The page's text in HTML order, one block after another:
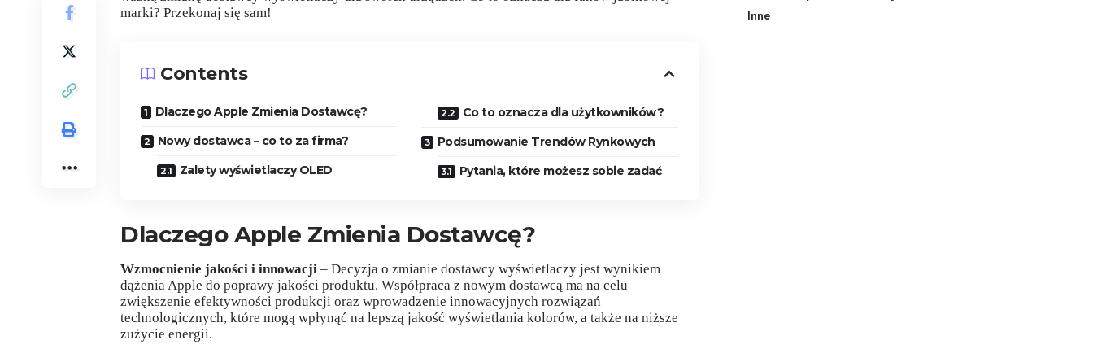
marki? Przekonaj się sam!
Contents
Dlaczego Apple Zmienia Dostawcę?
Nowy dostawca – co to za firma?
Zalety wyświetlaczy OLED
Co to oznacza dla użytkowników?
Podsumowanie Trendów Rynkowych
Pytania, które możesz sobie zadać
Dlaczego Apple Zmienia Dostawcę?
Wzmocnienie jakości i innowacji – Decyzja o zmianie dostawcy wyświetlaczy jest wynikiem
dążenia Apple do poprawy jakości produktu. Współpraca z nowym dostawcą ma na celu
zwiększenie efektywności produkcji oraz wprowadzenie innowacyjnych rozwiązań
technologicznych, które mogą wpłynąć na lepszą jakość wyświetlania kolorów, a także na niższe
zużycie energii.
Inne